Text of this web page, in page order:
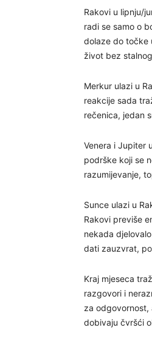
Rakovi u lipnju/
radi se samo o
dolaze do točke
život bez
Merkur ulazi u
reakcije sada
rečenica, jedan
Venera i Jupiter
podrške koji se
razumijevanje,
Sunce ulazi u
Rakovi previše
nekada
dati zauzvrat,
Kraj mjeseca
razgovori i
za odgovornost,
dobivaju čvršći